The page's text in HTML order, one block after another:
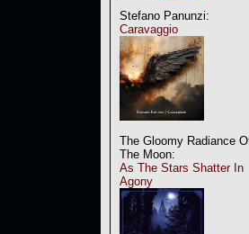
Stefano Panunzi:
Caravaggio
The Gloomy Radiance
The Moon:
As The Stars Shatter In
Agony